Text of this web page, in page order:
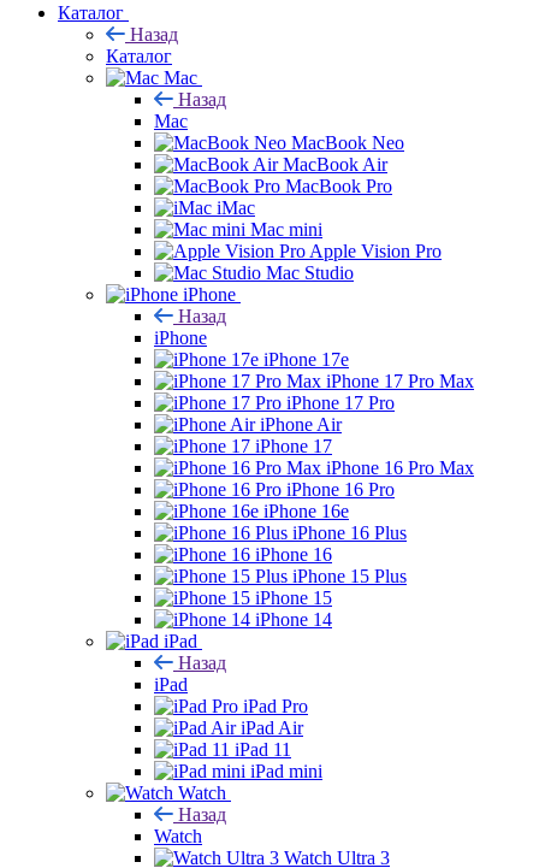
Каталог
Назад
Каталог
Mac
Назад
Mac
MacBook Neo
MacBook Air
MacBook Pro
iMac
Mac mini
Apple Vision Pro
Mac Studio
iPhone
Назад
iPhone
iPhone 17e
iPhone 17 Pro Max
iPhone 17 Pro
iPhone Air
iPhone 17
iPhone 16 Pro Max
iPhone 16 Pro
iPhone 16e
iPhone 16 Plus
iPhone 16
iPhone 15 Plus
iPhone 15
iPhone 14
iPad
Назад
iPad
iPad Pro
iPad Air
iPad 11
iPad mini
Watch
Назад
Watch
Watch Ultra 3